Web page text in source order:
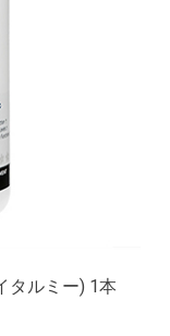
タルミー) 1本